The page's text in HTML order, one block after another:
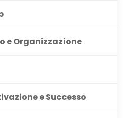
e Organizzazione
e Successo